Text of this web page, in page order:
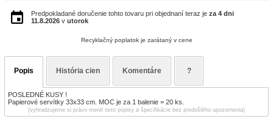
Predpokladané doručenie tohto tovaru pri objednaní teraz je za 4 dni
11.8.2026 v utorok
Recyklačný poplatok je zarátaný v cene
Popis História cien Komentáre ?
POSLEDNÉ KUSY !
Papierové servítky 33x33 cm. MOC je za 1 balenie = 20 ks.
(vyhradzujeme si právo meniť tieto popisy a špecifikácie bez predošlého upozornenia)